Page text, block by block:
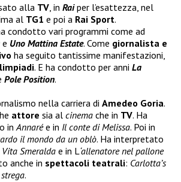
alla TV, in Raiper l’esattezza, nel
al TG1 e poi a Rai Sport.
condotto vari programmi come ad
e Uno Mattina Estate. Come giornalista e
ha seguito tantissime manifestazioni,
. E ha condotto per anni La
Pole Position.
nella carriera di Amedeo Goria.
attore sia al cinema che in TV. Ha
inAnnarée in Il conte di Melissa. Poi in
il mondo da un oblò. Ha interpretato
Vita Smeralda e in L‘allenatore nel pallone
anche in spettacoli teatrali: Carlotta’s
.